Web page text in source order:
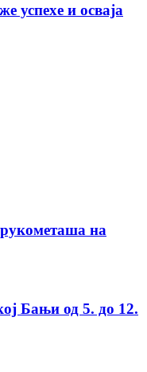
успехе и осваја
на
Бањи од 5. до 12.